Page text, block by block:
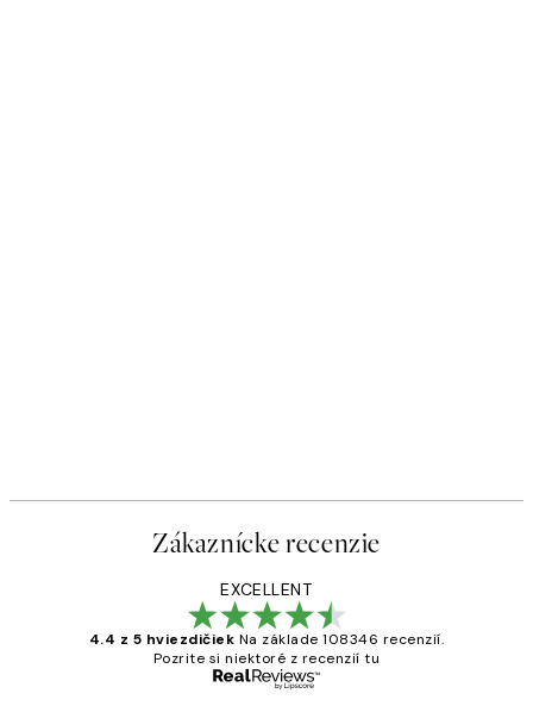
Zákaznícke recenzie
EXCELLENT
4.4 z 5 hviezdičiek Na základe 108346 recenzií.
Pozrite si niektoré z recenzií tu